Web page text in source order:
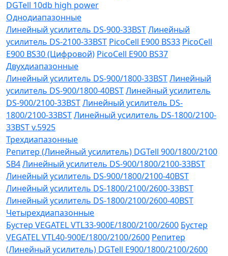
DGTell 10db high power
Однодиапазонные
Линейный усилитель DS-900-33BSTЛинейный
усилитель DS-2100-33BST PicoCell E900 BS33 PicoCell
E900 BS30 (Цифровой) PicoCell E900 BS37
Двухдиапазонные
Линейный усилитель DS-900/1800-33BSTЛинейный
усилитель DS-900/1800-40BSTЛинейный усилитель
DS-900/2100-33BSTЛинейный усилитель DS-
1800/2100-33BSTЛинейный усилитель DS-1800/2100-
33BST v.5925
Трехдиапазонные
Репитер (Линейный усилитель) DGTell 900/1800/2100
SB4Линейный усилитель DS-900/1800/2100-33BST
Линейный усилитель DS-900/1800/2100-40BST
Линейный усилитель DS-1800/2100/2600-33BST
Линейный усилитель DS-1800/2100/2600-40BST
Четырехдиапазонные
Бустер VEGATEL VTL33-900E/1800/2100/2600 Бустер
VEGATEL VTL40-900E/1800/2100/2600 Репитер
(Линейный усилитель) DGTell Е900/1800/2100/2600